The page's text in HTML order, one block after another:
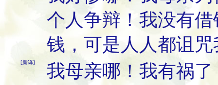
个人争辩！我没有
钱，可是人人都诅咒
[新译]
我母亲哪！我有祸